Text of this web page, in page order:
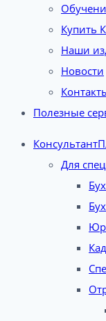
Купить
Наши
Новости
Полезные
Для